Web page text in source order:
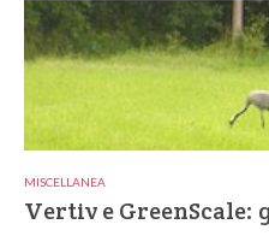
MISCELLANEA
Vertiv e